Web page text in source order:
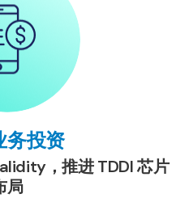
务投资
，推进 TDDI 芯片
局